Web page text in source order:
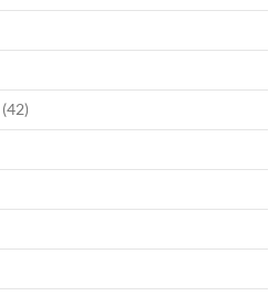
(42)